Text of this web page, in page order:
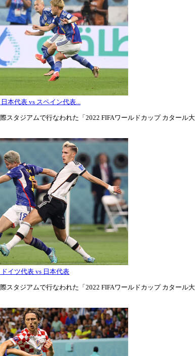
本代表 vs スペイン代表...
スタジアムで行なわれた「2022 FIFAワールドカップ カタール
イツ代表 vs 日本代表
スタジアムで行なわれた「2022 FIFAワールドカップ カタール